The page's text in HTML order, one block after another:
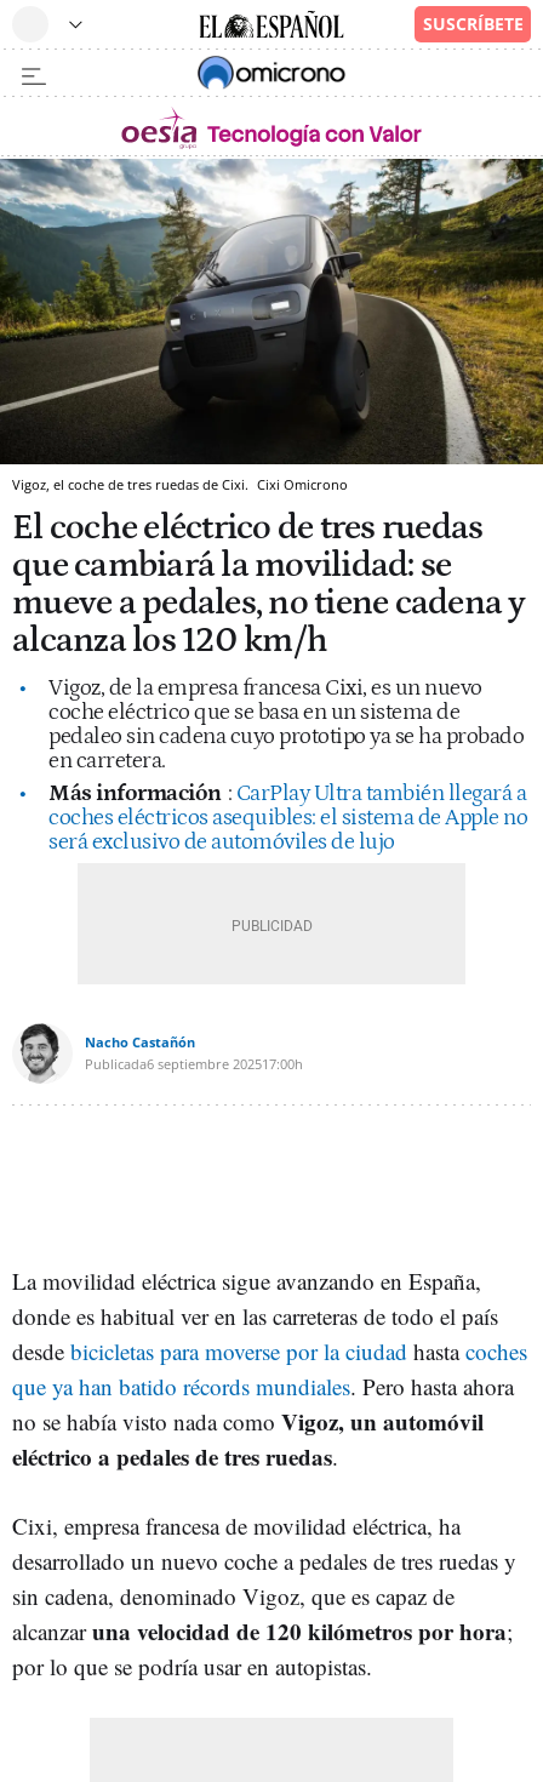
Vigoz, el coche de tres ruedas de Cixi. Cixi Omicrono
El coche eléctrico de tres ruedas
que cambiará la movilidad: se
mueve a pedales, no tiene cadena y
alcanza los 120 km/h
Vigoz, de la empresa francesa Cixi, es un nuevo
coche eléctrico que se basa en un sistema de
pedaleo sin cadena cuyo prototipo ya se ha probado
en carretera.
Más información : CarPlay Ultra también llegará a
coches eléctricos asequibles: el sistema de Apple no
será exclusivo de automóviles de lujo
Nacho Castañón
Publicada6 septiembre 202517:00h
La movilidad eléctrica sigue avanzando en España,
donde es habitual ver en las carreteras de todo el país
desde bicicletas para moverse por la ciudad hastacoches
que ya han batido récords mundiales. Pero hasta ahora
no se había visto nada como Vigoz, un automóvil
eléctrico a pedales de tres ruedas.
Cixi, empresa francesa de movilidad eléctrica, ha
desarrollado un nuevo coche a pedales de tres ruedas y
sin cadena, denominado Vigoz, que es capaz de
alcanzaruna velocidad de 120 kilómetros por hora;
por lo que se podría usar en autopistas.